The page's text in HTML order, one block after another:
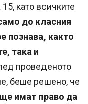
като всичките
до класния
познава, както
така и
проведеното
беше решено, че
имат право да